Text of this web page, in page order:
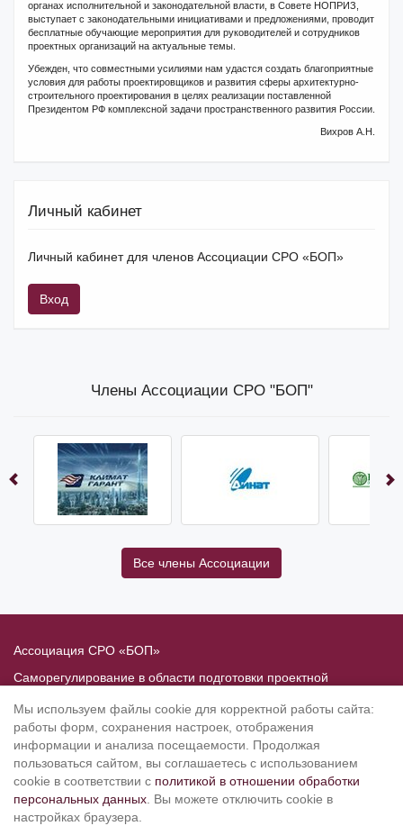
органах исполнительной и законодательной власти, в Совете НОПРИЗ,
выступает с законодательными инициативами и предложениями, проводит
бесплатные обучающие мероприятия для руководителей и сотрудников
проектных организаций на актуальные темы.
Убежден, что совместными усилиями нам удастся создать благоприятные
условия для работы проектировщиков и развития сферы архитектурно-
строительного проектирования в целях реализации поставленной
Президентом РФ комплексной задачи пространственного развития России.
Вихров А.Н.
Личный кабинет
Личный кабинет для членов Ассоциации СРО «БОП»
Вход
Члены Ассоциации СРО "БОП"
Все члены Ассоциации
Ассоциация СРО «БОП»
Саморегулирование в области подготовки проектной
Политика в отношении обработки персональных данных
190020, Санкт-Петербург, Рижский пр. 3, литер Б
Тел.: 8-800-505-02-38
(812) 251-31-01, 251-10-50, 251-79-65
Мы используем файлы cookie для корректной работы сайта:
работы форм, сохранения настроек, отображения
информации и анализа посещаемости. Продолжая
пользоваться сайтом, вы соглашаетесь с использованием
cookie в соответствии с политикой в отношении обработки
персональных данных . Вы можете отключить cookie в
настройках браузера.